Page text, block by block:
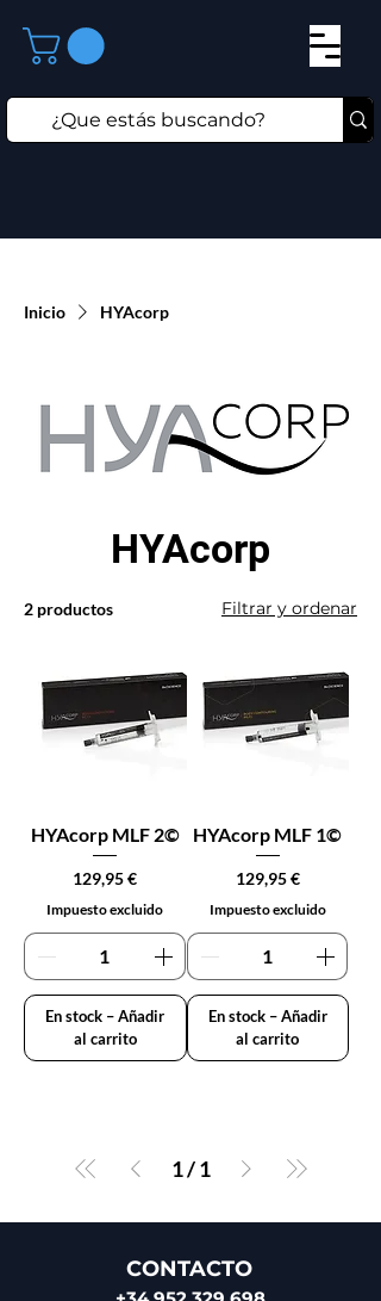
Inicio HYAcorp
HYAcorp
2 productos Filtrar y ordenar
HYAcorp MLF 2©
Precio
129,95 €
Impuesto excluido
En stock – Añadir
al carrito
HYAcorp MLF 1©
Precio
129,95 €
Impuesto excluido
En stock – Añadir
al carrito
1/ 1
CONTACTO